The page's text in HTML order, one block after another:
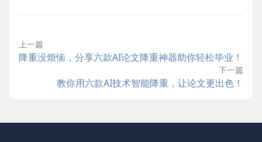
上一篇
降重没烦恼，分享六款AI论文降重神器助你轻松毕业！
下一篇
教你用六款AI技术智能降重，让论文更出色！